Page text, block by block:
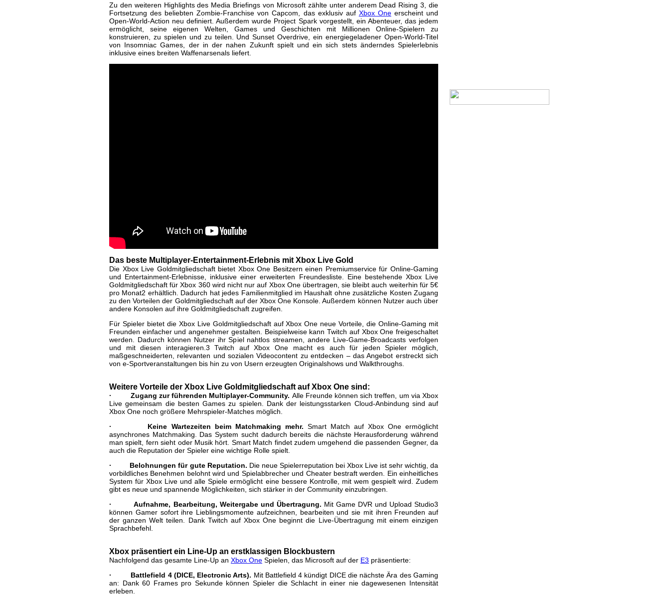
Zu den weiteren Highlights des Media Briefings von Microsoft zählte unter anderem Dead Rising 3, die
Fortsetzung des beliebten Zombie-Franchise von Capcom, das exklusiv auf Xbox Oneerscheint und
Open-World-Action neu definiert. Außerdem wurde Project Spark vorgestellt, ein Abenteuer, das jedem
ermöglicht, seine eigenen Welten, Games und Geschichten mit Millionen Online-Spielern zu
konstruieren, zu spielen und zu teilen. Und Sunset Overdrive, ein energiegeladener Open-World-Titel
von Insomniac Games, der in der nahen Zukunft spielt und ein sich stets änderndes Spielerlebnis
inklusive eines breiten Waffenarsenals liefert.
Das beste Multiplayer-Entertainment-Erlebnis mit Xbox Live Gold
Die Xbox Live Goldmitgliedschaft bietet Xbox One Besitzern einen Premiumservice für Online-Gaming
und Entertainment-Erlebnisse, inklusive einer erweiterten Freundesliste. Eine bestehende Xbox Live
Goldmitgliedschaft für Xbox 360 wird nicht nur auf Xbox One übertragen, sie bleibt auch weiterhin für 5€
pro Monat2 erhältlich. Dadurch hat jedes Familienmitglied im Haushalt ohne zusätzliche Kosten Zugang
zu den Vorteilen der Goldmitgliedschaft auf der Xbox One Konsole. Außerdem können Nutzer auch über
andere Konsolen auf ihre Goldmitgliedschaft zugreifen.
Für Spieler bietet die Xbox Live Goldmitgliedschaft auf Xbox One neue Vorteile, die Online-Gaming mit
Freunden einfacher und angenehmer gestalten. Beispielweise kann Twitch auf Xbox One freigeschaltet
werden. Dadurch können Nutzer ihr Spiel nahtlos streamen, andere Live-Game-Broadcasts verfolgen
und mit diesen interagieren.3 Twitch auf Xbox One macht es auch für jeden Spieler möglich,
maßgeschneiderten, relevanten und sozialen Videocontent zu entdecken – das Angebot erstreckt sich
von e-Sportveranstaltungen bis hin zu von Usern erzeugten Originalshows und Walkthroughs.
Weitere Vorteile der Xbox Live Goldmitgliedschaft auf Xbox One sind:
· Zugang zur führenden Multiplayer-Community. Alle Freunde können sich treffen, um via Xbox
Live gemeinsam die besten Games zu spielen. Dank der leistungsstarken Cloud-Anbindung sind auf
Xbox One noch größere Mehrspieler-Matches möglich.
· Keine Wartezeiten beim Matchmaking mehr. Smart Match auf Xbox One ermöglicht
asynchrones Matchmaking. Das System sucht dadurch bereits die nächste Herausforderung während
man spielt, fern sieht oder Musik hört. Smart Match findet zudem umgehend die passenden Gegner, da
auch die Reputation der Spieler eine wichtige Rolle spielt.
· Belohnungen für gute Reputation. Die neue Spielerreputation bei Xbox Live ist sehr wichtig, da
vorbildliches Benehmen belohnt wird und Spielabbrecher und Cheater bestraft werden. Ein einheitliches
System für Xbox Live und alle Spiele ermöglicht eine bessere Kontrolle, mit wem gespielt wird. Zudem
gibt es neue und spannende Möglichkeiten, sich stärker in der Community einzubringen.
· Aufnahme, Bearbeitung, Weitergabe und Übertragung. Mit Game DVR und Upload Studio3
können Gamer sofort ihre Lieblingsmomente aufzeichnen, bearbeiten und sie mit ihren Freunden auf
der ganzen Welt teilen. Dank Twitch auf Xbox One beginnt die Live-Übertragung mit einem einzigen
Sprachbefehl.
Xbox präsentiert ein Line-Up an erstklassigen Blockbustern
Nachfolgend das gesamte Line-Up an Xbox One Spielen, das Microsoft auf der E3 präsentierte:
· Battlefield 4 (DICE, Electronic Arts). Mit Battlefield 4 kündigt DICE die nächste Ära des Gaming
an: Dank 60 Frames pro Sekunde können Spieler die Schlacht in einer nie dagewesenen Intensität
erleben.